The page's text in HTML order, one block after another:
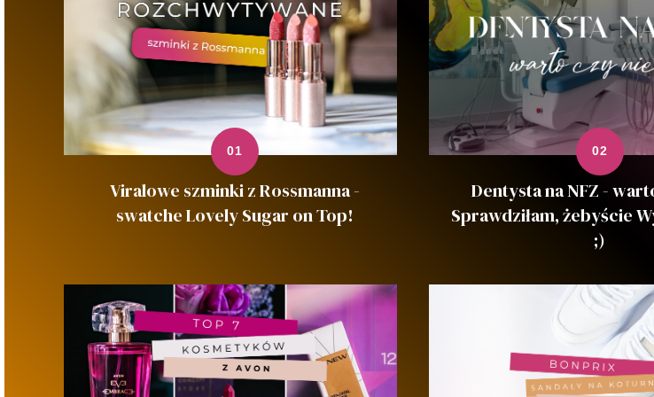
Viralowe szminki z Rossmanna -
swatche Lovely Sugar on Top!
Dentysta na NFZ -
Sprawdziłam, żebyście
;)